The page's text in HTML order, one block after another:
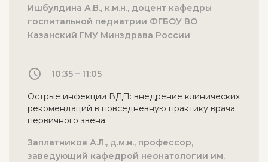
Ишбулдина А.В., к.м.н., доцент кафедры
госпитальной педиатрии ФГБОУ ВО
Казанский ГМУ Минздрава России
10:35 – 11:05
Острые инфекции ВДП: внедрение клинических
рекомендаций в повседневную практику врача
первичного звена
Заплатников А.Л., д.м.н., профессор,
заведующий кафедрой неонатологии им.